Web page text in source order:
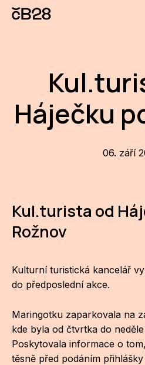
Háječku
06. září
Kul.turista od
Rožnov
Kulturní turistická kancelář
do předposlední akce.
Maringotku zaparkovala na
kde byla od čtvrtka do
Poskytovala informace o
těsně před podáním